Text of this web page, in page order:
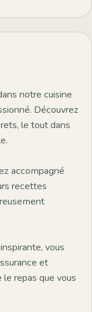
notre cuisine
Découvrez
le tout dans
accompagné
recettes
vous
et
repas que vous